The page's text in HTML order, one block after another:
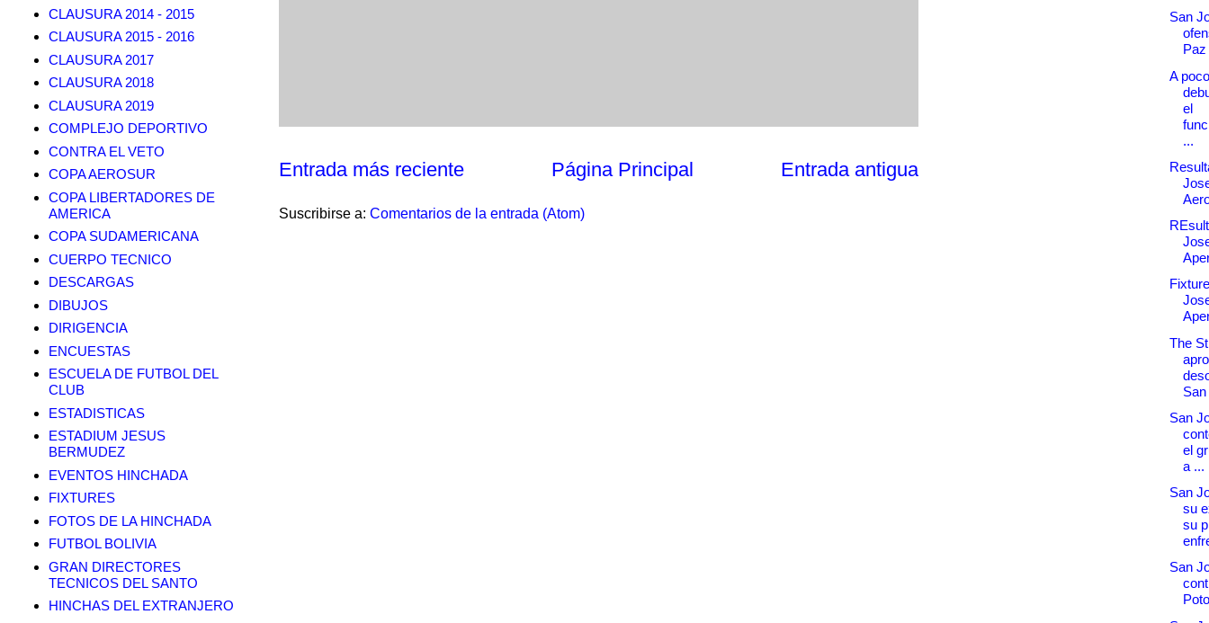
Entrada más reciente Entrada antigua
Página Principal
Suscribirse a: Comentarios de la entrada (Atom)
CLAUSURA 2014 - 2015
CLAUSURA 2015 - 2016
CLAUSURA 2017
CLAUSURA 2018
CLAUSURA 2019
COMPLEJO DEPORTIVO
CONTRA EL VETO
COPA AEROSUR
COPA LIBERTADORES DE
AMERICA
COPA SUDAMERICANA
CUERPO TECNICO
DESCARGAS
DIBUJOS
DIRIGENCIA
ENCUESTAS
ESCUELA DE FUTBOL DEL
CLUB
ESTADISTICAS
ESTADIUM JESUS
BERMUDEZ
EVENTOS HINCHADA
FIXTURES
FOTOS DE LA HINCHADA
FUTBOL BOLIVIA
GRAN DIRECTORES
TECNICOS DEL SANTO
HINCHAS DEL EXTRANJERO
San
Paz
A
el
...
The
San
el
a ...
San
su
su
San